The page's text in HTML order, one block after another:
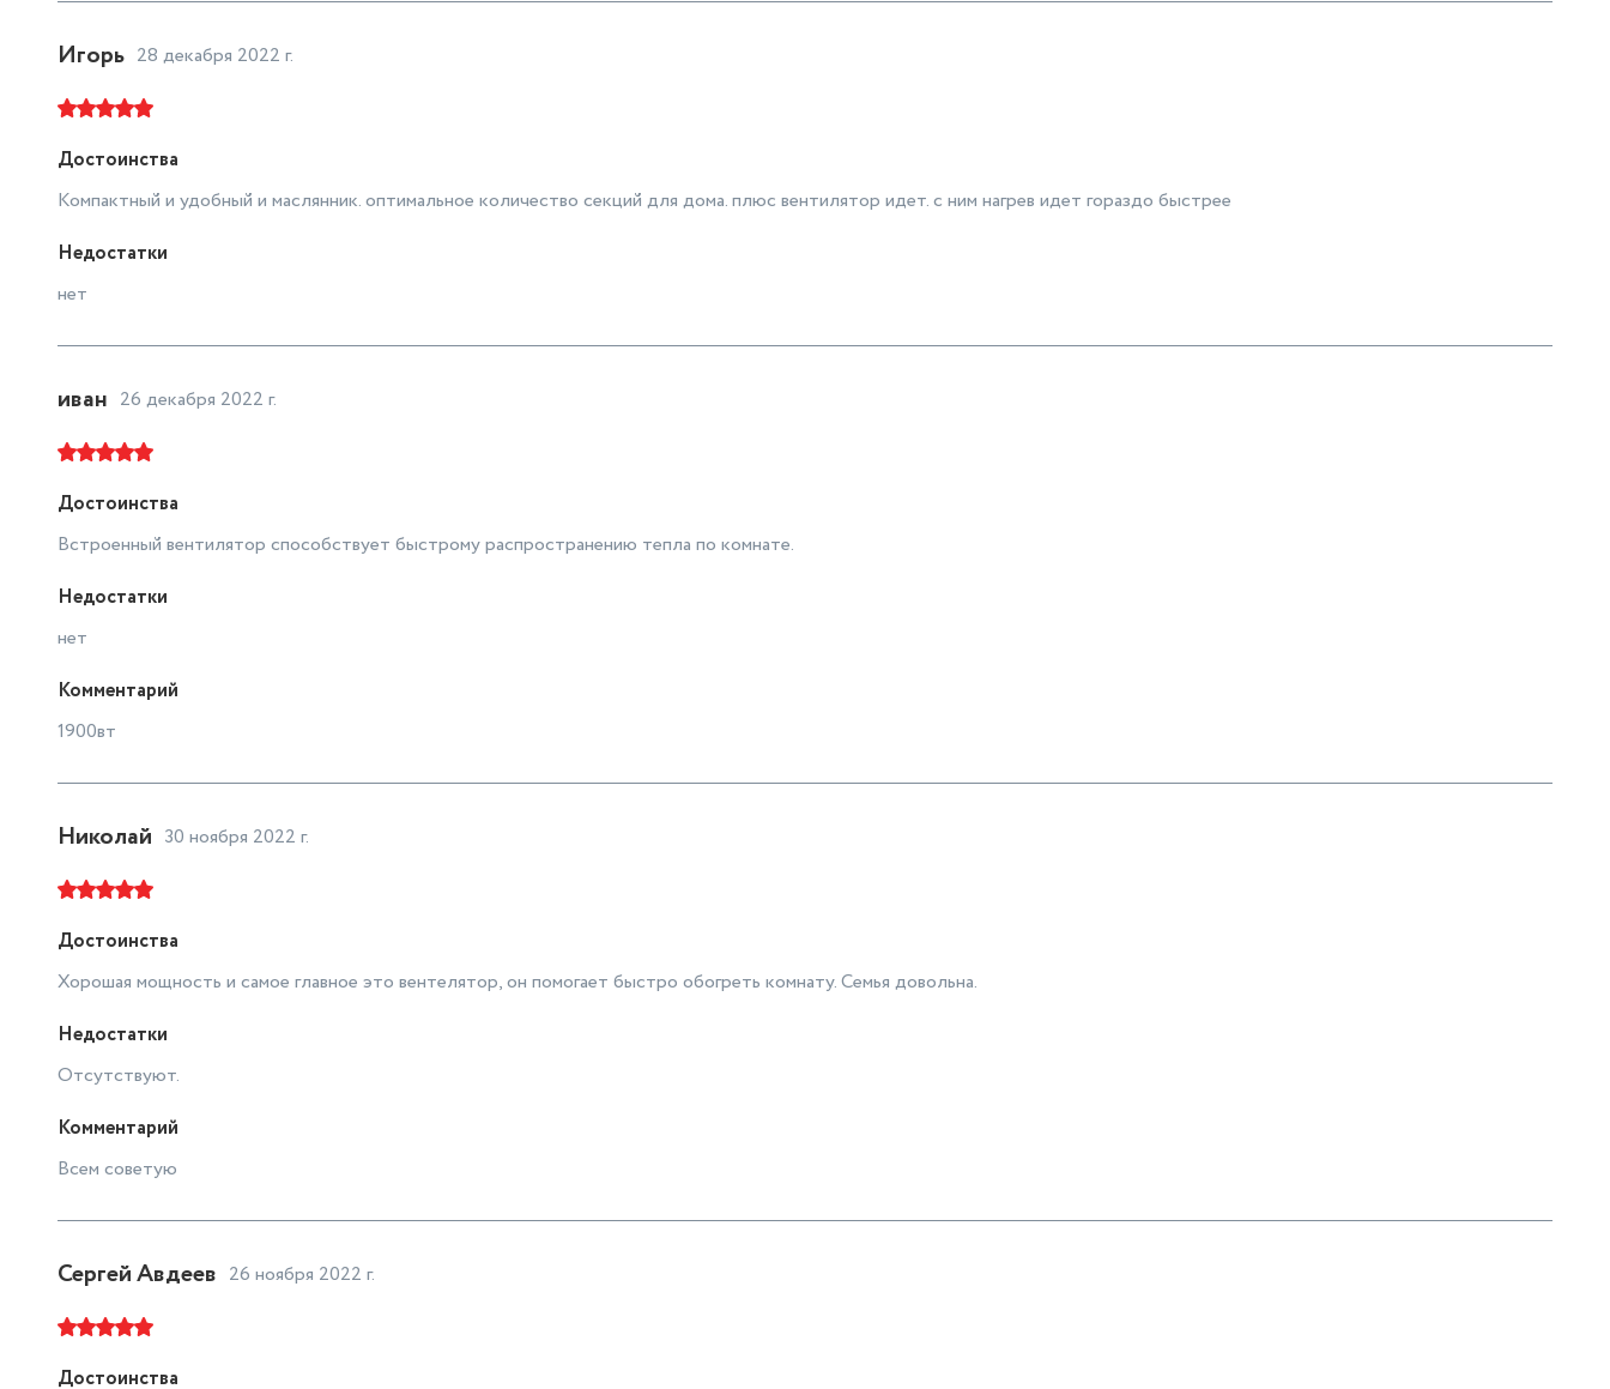
Игорь 28 декабря 2022 г.
Достоинства
Компактный и удобный и маслянник. оптимальное количество секций для дома. плюс вентилятор идет. с ним нагрев идет гораздо быстрее
Недостатки
нет
иван 26 декабря 2022 г.
Достоинства
Встроенный вентилятор способствует быстрому распространению тепла по комнате.
Недостатки
нет
Комментарий
1900вт
Николай 30 ноября 2022 г.
Достоинства
Хорошая мощность и самое главное это вентелятор, он помогает быстро обогреть комнату. Семья довольна.
Недостатки
Отсутствуют.
Комментарий
Всем советую
Сергей Авдеев 26 ноября 2022 г.
Достоинства